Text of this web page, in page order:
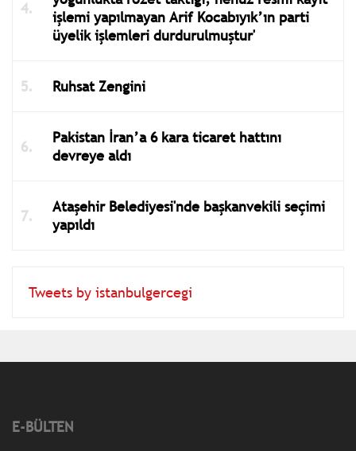
işlemi yapılmayan Arif Kocabıyık’ın parti
üyelik işlemleri durdurulmuştur'
Ruhsat Zengini
Pakistan İran’a 6 kara ticaret hattını
devreye aldı
Ataşehir Belediyesi'nde başkanvekili seçimi
yapıldı
Tweets by istanbulgercegi
E-BÜLTEN